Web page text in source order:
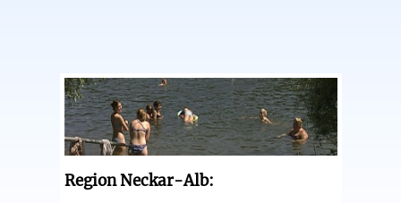
Region Neckar-Alb: